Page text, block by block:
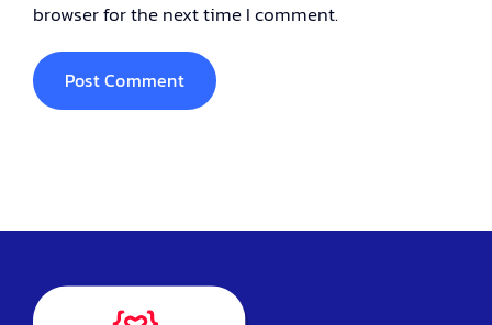
browser for the next time I comment.